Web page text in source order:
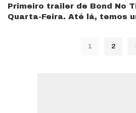
Primeiro trailer de Bond No
Quarta-Feira. Até lá, temos
1 2